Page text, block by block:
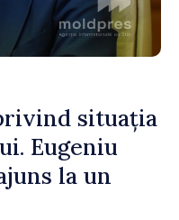
situația
Eugeniu
la un